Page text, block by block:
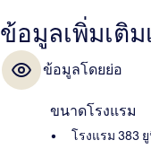
ข้อมูลเพิ่มเติ
ข้อมูลโดยย่อ
ขนาดโรงแรม
โรงแรม 383